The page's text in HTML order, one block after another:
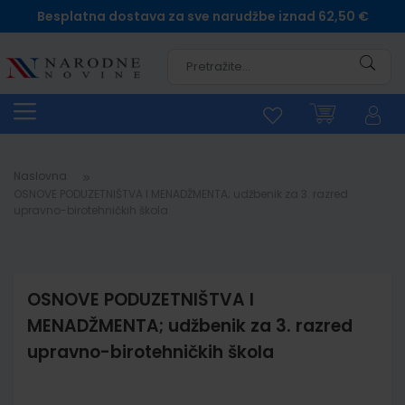
Besplatna dostava za sve narudžbe iznad 62,50 €
Naslovna
OSNOVE PODUZETNIŠTVA I
MENADŽMENTA; udžbenik za 3. razred
upravno-birotehničkih škola